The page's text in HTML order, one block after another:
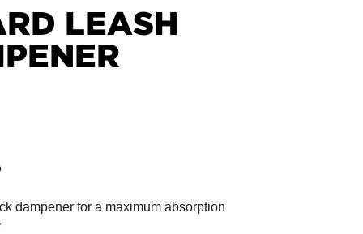
LEASH
dampener for a maximum absorption